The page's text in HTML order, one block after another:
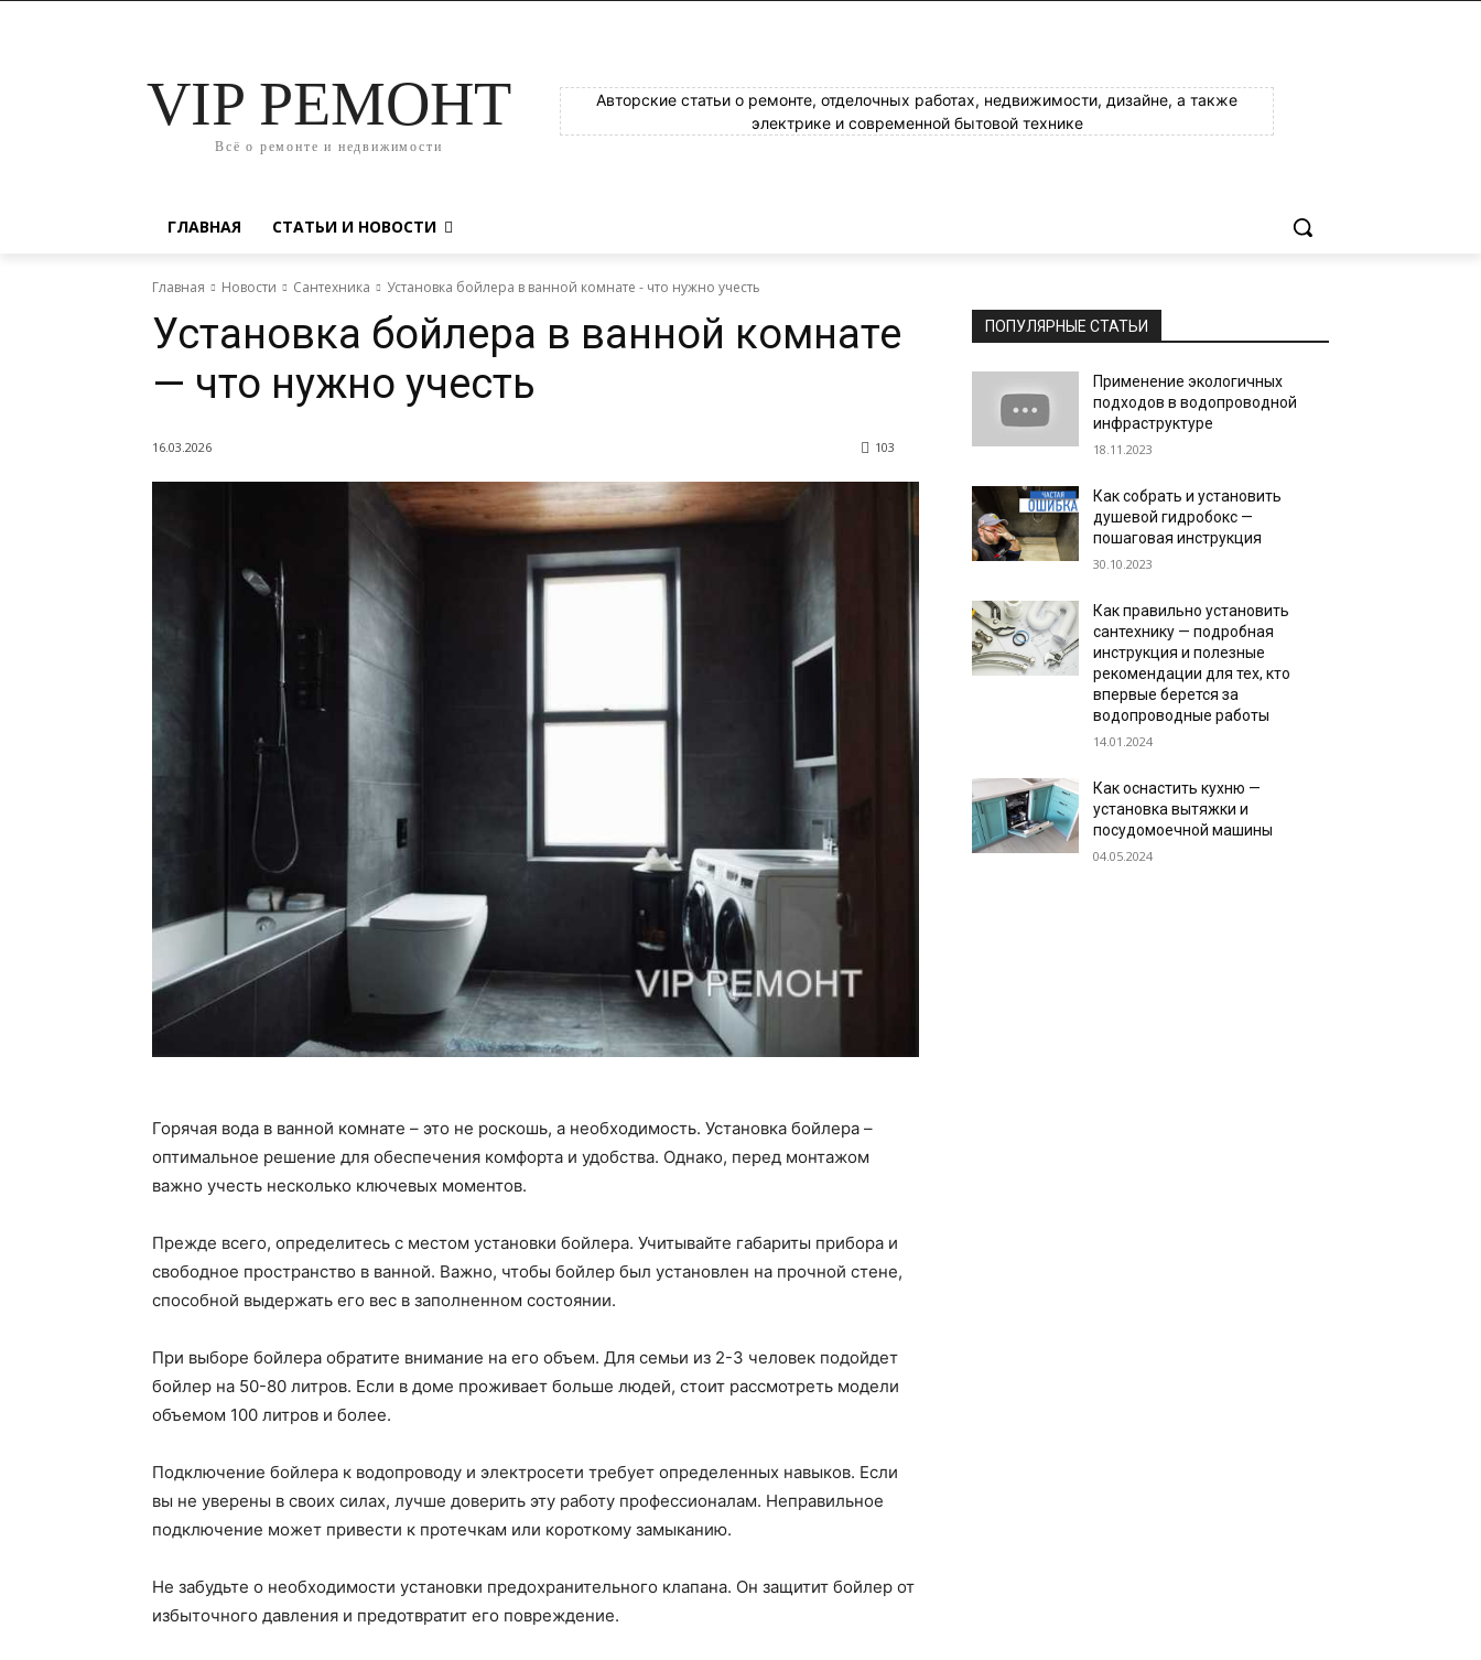
VIP РЕМОНТ
Всё о ремонте и недвижимости
Авторские статьи о ремонте, отделочных работах, недвижимости, дизайне, а также
электрике и современной бытовой технике
ГЛАВНАЯ СТАТЬИ И НОВОСТИ
Главная Новости Сантехника Установка бойлера в ванной комнате - что нужно учесть
Установка бойлера в ванной комнате
— что нужно учесть
16.03.2026 103
Горячая вода в ванной комнате – это не роскошь, а необходимость. Установка бойлера –
оптимальное решение для обеспечения комфорта и удобства. Однако, перед монтажом
важно учесть несколько ключевых моментов.
Прежде всего, определитесь с местом установки бойлера. Учитывайте габариты прибора и
свободное пространство в ванной. Важно, чтобы бойлер был установлен на прочной стене,
способной выдержать его вес в заполненном состоянии.
При выборе бойлера обратите внимание на его объем. Для семьи из 2-3 человек подойдет
бойлер на 50-80 литров. Если в доме проживает больше людей, стоит рассмотреть модели
объемом 100 литров и более.
Подключение бойлера к водопроводу и электросети требует определенных навыков. Если
вы не уверены в своих силах, лучше доверить эту работу профессионалам. Неправильное
подключение может привести к протечкам или короткому замыканию.
Не забудьте о необходимости установки предохранительного клапана. Он защитит бойлер от
избыточного давления и предотвратит его повреждение.
ПОПУЛЯРНЫЕ СТАТЬИ
Применение экологичных
подходов в водопроводной
инфраструктуре
18.11.2023
Как собрать и установить
душевой гидробокс —
пошаговая инструкция
30.10.2023
Как правильно установить
сантехнику — подробная
инструкция и полезные
рекомендации для тех, кто
впервые берется за
водопроводные работы
14.01.2024
Как оснастить кухню —
установка вытяжки и
посудомоечной машины
04.05.2024